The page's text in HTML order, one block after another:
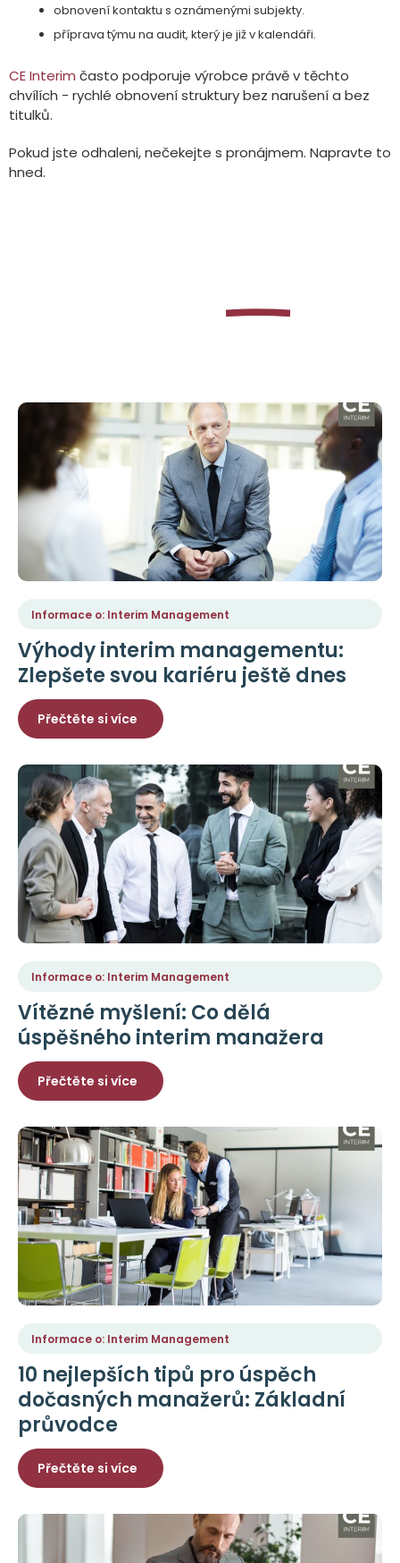
obnovení kontaktu s oznámenými subjekty.
příprava týmu na audit, který je již v kalendáři.
CE Interim často podporuje výrobce právě v těchto
chvílích - rychlé obnovení struktury bez narušení a bez
titulků.
Pokud jste odhaleni, nečekejte s pronájmem. Napravte to
hned.
dočasný manažer
Informace o: Interim Management
Výhody interim managementu:
Zlepšete svou kariéru ještě dnes
Přečtěte si více
Informace o: Interim Management
Vítězné myšlení: Co dělá
úspěšného interim manažera
Přečtěte si více
Informace o: Interim Management
10 nejlepších tipů pro úspěch
dočasných manažerů: Základní
průvodce
Přečtěte si více